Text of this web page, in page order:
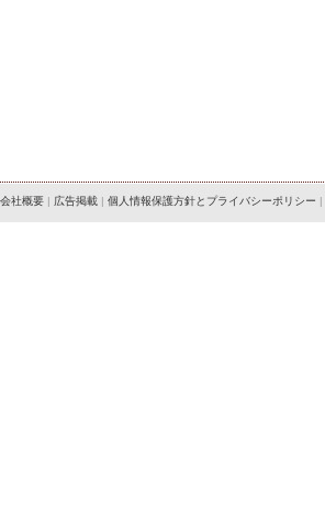
会社概要 | 広告掲載 | 個人情報保護方針とプライバシーポリシー |